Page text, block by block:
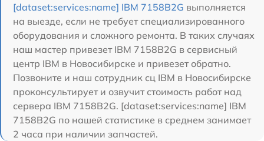
[dataset:services:name] IBM 7158B2G выполняется
на выезде, если не требует специализированного
оборудования и сложного ремонта. В таких случаях
наш мастер привезет IBM 7158B2G в сервисный
центр IBM в Новосибирске и привезет обратно.
Позвоните и наш сотрудник сц IBM в Новосибирске
проконсультирует и озвучит стоимость работ над
сервера IBM 7158B2G. [dataset:services:name] IBM
7158B2G по нашей статистике в среднем занимает
2 часа при наличии запчастей.